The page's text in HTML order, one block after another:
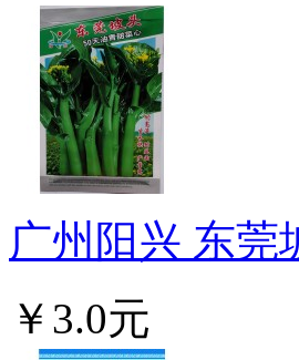
广州阳兴 东莞
￥3.0元